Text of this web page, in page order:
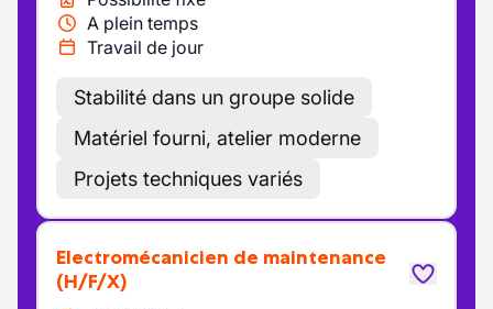
A plein temps
Travail de jour
Stabilité dans un groupe solide
Matériel fourni, atelier moderne
Projets techniques variés
Electromécanicien de maintenance
(H/F/X)